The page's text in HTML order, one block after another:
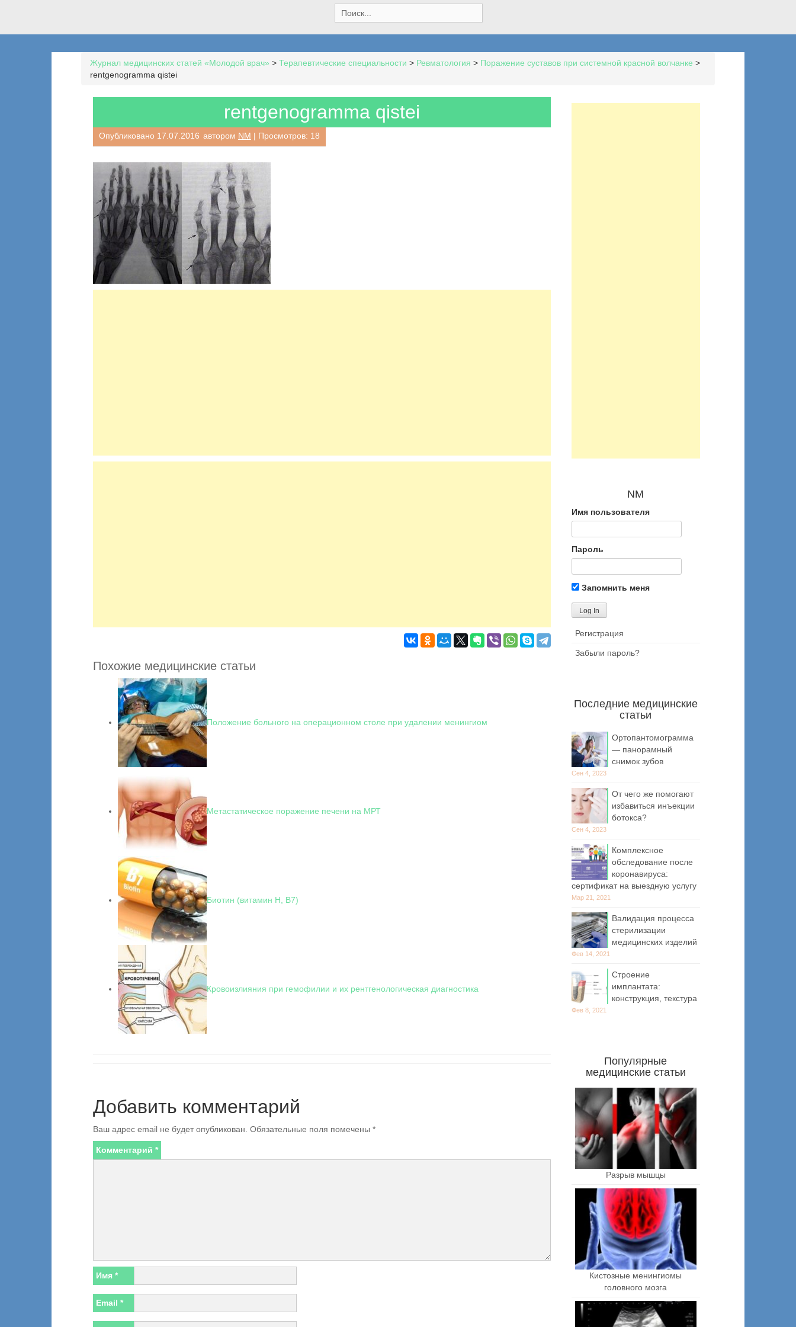
e
a
h
Журнал медицинских статей «Молодой врач» > Терапевтические специальности > Ревматология > Поражение суставов при системной красной волчанке >
rentgenogramma qistei
rentgenogramma qistei
Опубликовано 17.07.2016 автором NM | Просмотров: 18
Похожие медицинские статьи
Положение больного на операционном столе при удалении менингиом
Метастатическое поражение печени на МРТ
Биотин (витамин Н, В7)
Кровоизлияния при гемофилии и их рентгенологическая диагностика
Добавить комментарий
Ваш адрес email не будет опубликован. Обязательные поля помечены *
Комментарий *
Имя *
Email *
NM
Имя пользователя
Пароль
Запомнить меня
Регистрация
Забыли пароль?
Последние медицинские
статьи
Ортопантомограмма
— панорамный
снимок зубов
Сен 4, 2023
От чего же помогают
избавиться инъекции
ботокса?
Сен 4, 2023
Комплексное
обследование после
коронавируса:
сертификат на выездную услугу
Мар 21, 2021
Валидация процесса
стерилизации
медицинских изделий
Фев 14, 2021
Строение
имплантата:
конструкция, текстура
Фев 8, 2021
Популярные
медицинские статьи
Разрыв мышцы
Кистозные менингиомы
головного мозга